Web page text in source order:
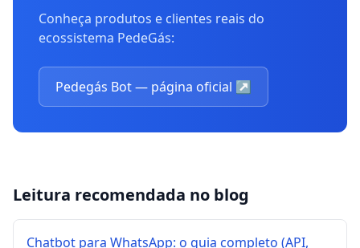
Conheça produtos e clientes reais do
ecossistema PedeGás:
Pedegás Bot — página oficial ↗
Leitura recomendada no blog
Chatbot para WhatsApp: o guia completo (API,